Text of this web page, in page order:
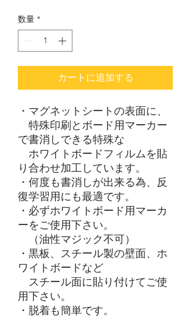
数量 *
カートに追加する
・マグネットシートの表面に、
特殊印刷とボード用マーカー
で書消しできる特殊な
ホワイトボードフィルムを貼
り合わせ加工しています。
・何度も書消しが出来る為、反
復学習用にも最適です。
・必ずホワイトボード用マーカ
ーをご使用下さい。
（油性マジック不可）
・黒板、スチール製の壁面、ホ
ワイトボードなど
スチール面に貼り付けてご使
用下さい。
・脱着も簡単です。